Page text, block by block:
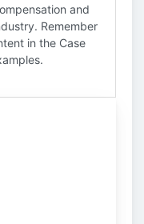
and
Remember
in the Case